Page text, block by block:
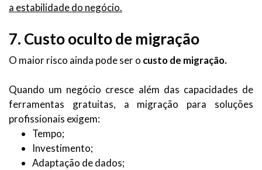
a estabilidade do negócio.
7. Custo oculto de migração
O maior risco ainda pode ser o custo de migração.
Quando um negócio cresce além das capacidades de
ferramentas gratuitas, a migração para soluções
profissionais exigem:
Tempo;
Investimento;
Adaptação de dados;